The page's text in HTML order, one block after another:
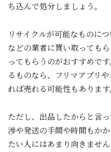
ち込んで処分しましょう。
リサイクルが可能なものに
などの業者に買い取っても
ってもらうのがおすすめで
るものなら、フリマアプリ
れば売れる可能性もあります
ただし、出品したからと言
渉や発送の手間や時間もか
たい人にはあまり向きません